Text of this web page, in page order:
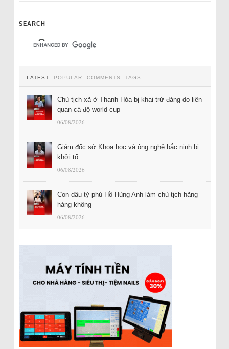
SEARCH
LATEST POPULAR COMMENTS TAGS
Chủ tịch xã ở Thanh Hóa bị khai trừ đảng do liên
quan cá độ world cup
06/08/2026
Giám đốc sở Khoa học và ông nghệ bắc ninh bị
khởi tố
06/08/2026
Con dâu tỷ phú Hồ Hùng Anh làm chủ tịch hãng
hàng không
06/08/2026